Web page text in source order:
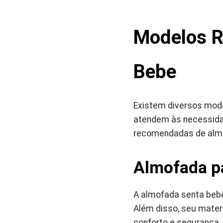
Modelos
Bebe
Existem diversos
atendem às
recomendadas de
Almofada
A almofada senta
Além disso, seu